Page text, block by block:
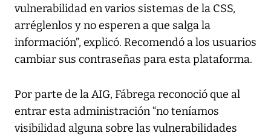
vulnerabilidad en varios sistemas de la CSS,
arréglenlos y no esperen a que salga la
información”, explicó. Recomendó a los usuarios
cambiar sus contraseñas para esta plataforma.
Por parte de la AIG, Fábrega reconoció que al
entrar esta administración “no teníamos
visibilidad alguna sobre las vulnerabilidades